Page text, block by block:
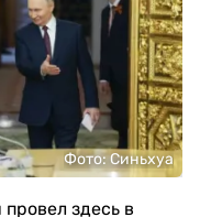
Фото: Синьхуа
здесь в